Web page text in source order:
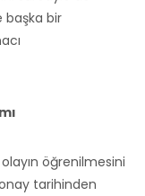
başka bir
öğrenilmesini
tarihinden